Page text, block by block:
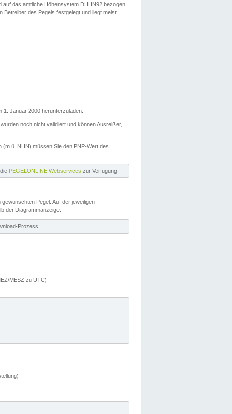
auf das amtliche Höhensystem DHHN92 bezogen
Betreiber des Pegels festgelegt und liegt meist
1. Januar 2000 herunterzuladen.
noch nicht validiert und können Ausreißer,
(m ü. NHN) müssen Sie den PNP-Wert des
PEGELONLINE Webservices zur Verfügung.
gewünschten Pegel. Auf der jeweiligen
der Diagrammanzeige.
Prozess.
MESZ zu UTC)